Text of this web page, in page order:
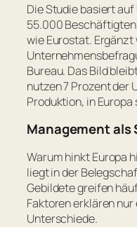
Die Studie basiert
55.000
wie Eurostat. Ergänzt
Bureau. Das Bild
nutzen 7 Prozent der
Produktion, in
Management als
Warum hinkt Europa
liegt in der
Gebildete greifen
Faktoren erklären
Unterschiede.